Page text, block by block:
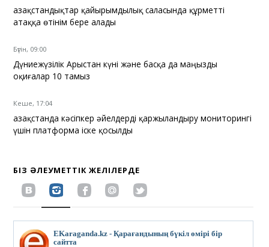
Қазақстандықтар қайырымдылық саласында құрметті
атаққа өтінім бере алады
Бүгін, 09:00
Дүниежүзілік Арыстан күні және басқа да маңызды
оқиғалар 10 тамыз
Кеше, 17:04
Қазақстанда кәсіпкер әйелдерді қаржыландыру мониторингі
үшін платформа іске қосылды
БІЗ ӘЛЕУМЕТТІК ЖЕЛІЛЕРДЕ
EKaraganda.kz - Қарағандының бүкіл өмірі бір
сайтта